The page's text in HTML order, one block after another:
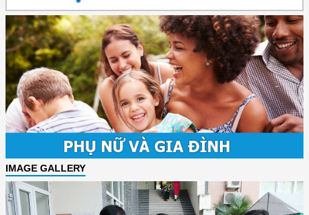
IMAGE GALLERY